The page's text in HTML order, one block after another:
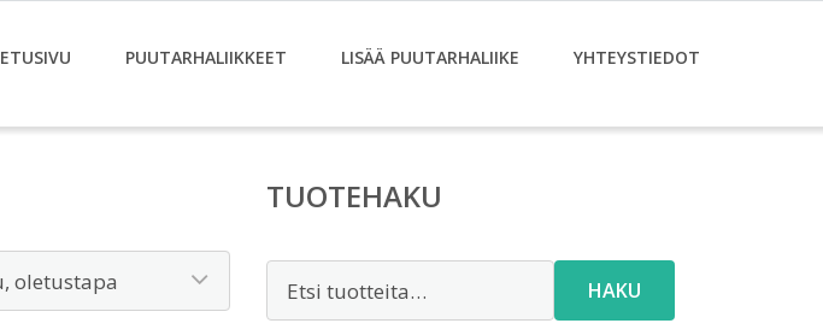
ETUSIVU PUUTARHALIIKKEET LISÄÄ PUUTARHALIIKE YHTEYSTIEDOT
TUOTEHAKU
HAKU